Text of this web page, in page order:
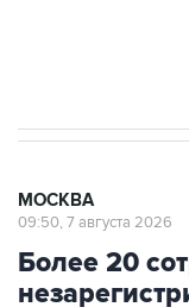
МОСКВА
09:50, 7 августа 2026
Более 20